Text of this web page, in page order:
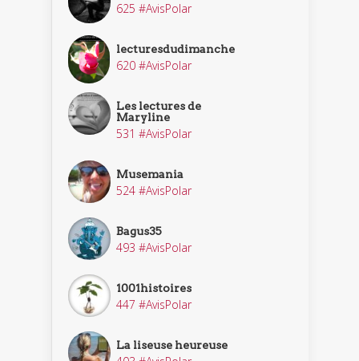
625 #AvisPolar
lecturesdudimanche
620 #AvisPolar
Les lectures de
Maryline
531 #AvisPolar
Musemania
524 #AvisPolar
Bagus35
493 #AvisPolar
1001histoires
447 #AvisPolar
La liseuse heureuse